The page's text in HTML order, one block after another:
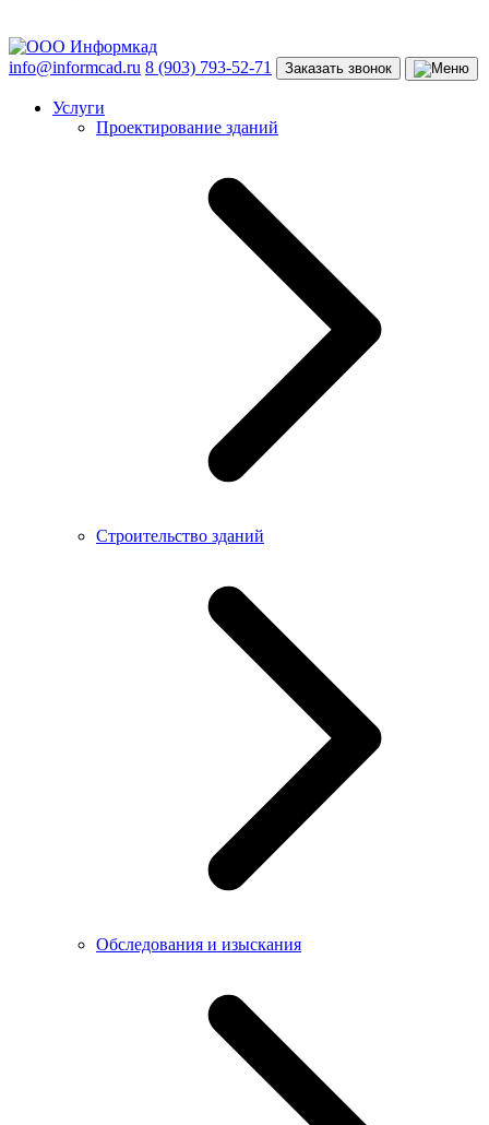
info@informcad.ru 8 (903) 793-52-71 Заказать звонок
Услуги
Проектирование зданий
Строительство зданий
Обследования и изыскания